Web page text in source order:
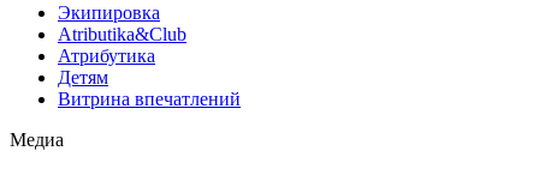
Экипировка
Atributika&Club
Атрибутика
Детям
Витрина впечатлений
Медиа